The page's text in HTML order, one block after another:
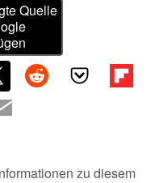
Quelle
zu diesem